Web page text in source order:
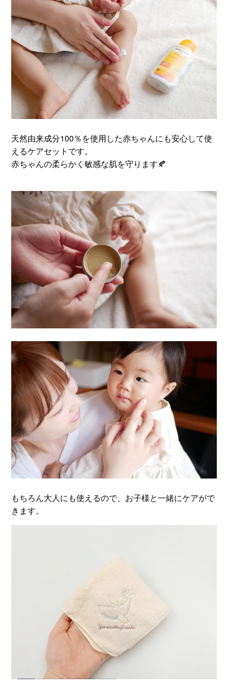
天然由来成分100％を使用した赤ちゃんにも安心して使
えるケアセットです。
赤ちゃんの柔らかく敏感な肌を守ります🍂
もちろん大人にも使えるので、お子様と一緒にケアがで
きます。